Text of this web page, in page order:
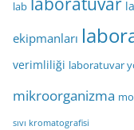
lab
ekipmanları
verimliliği laboratuvar
mikroorganizma
sıvı kromatografisi